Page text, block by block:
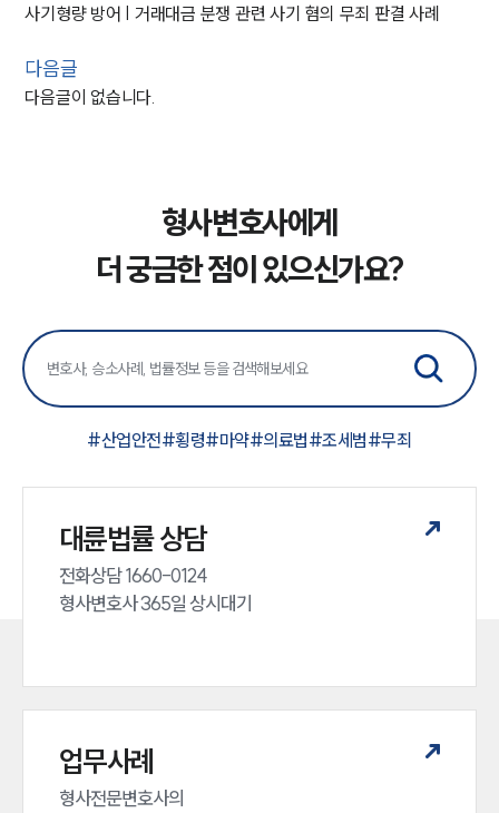
사기형량 방어 | 거래대금 분쟁 관련 사기 혐의 무죄 판결 사례
다음글
다음글이 없습니다.
형사변호사에게
더 궁금한 점이 있으신가요?
#산업안전#횡령#마약#의료법#조세범#무죄
대륜법률 상담
전화상담 1660-0124
형사변호사 365일 상시대기
업무사례
형사전문변호사의